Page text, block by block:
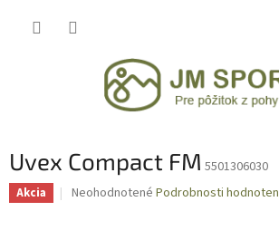
Uvex Compact FM 5501306030
Akcia
Priemerné
Neohodnotené Podrobnosti